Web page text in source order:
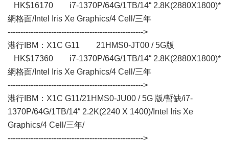
HK$16170 i7-1370P/64G/1TB/14“ 2.8K(2880X1800)*
網格面/Intel Iris Xe Graphics/4 Cell/三年
----------------------------------------------------->
港行IBM：X1C G11 21HMS0-JT00 / 5G版
HK$17360 i7-1370P/64G/1TB/14“ 2.8K(2880X1800)*
網格面/Intel Iris Xe Graphics/4 Cell/三年
----------------------------------------------------->
港行IBM：X1C G11/21HMS0-JU00 / 5G 版/暫缺/i7-
1370P/64G/1TB/14“ 2.2K(2240 X 1400)/Intel Iris Xe
Graphics/4 Cell/三年/
----------------------------------------------------->